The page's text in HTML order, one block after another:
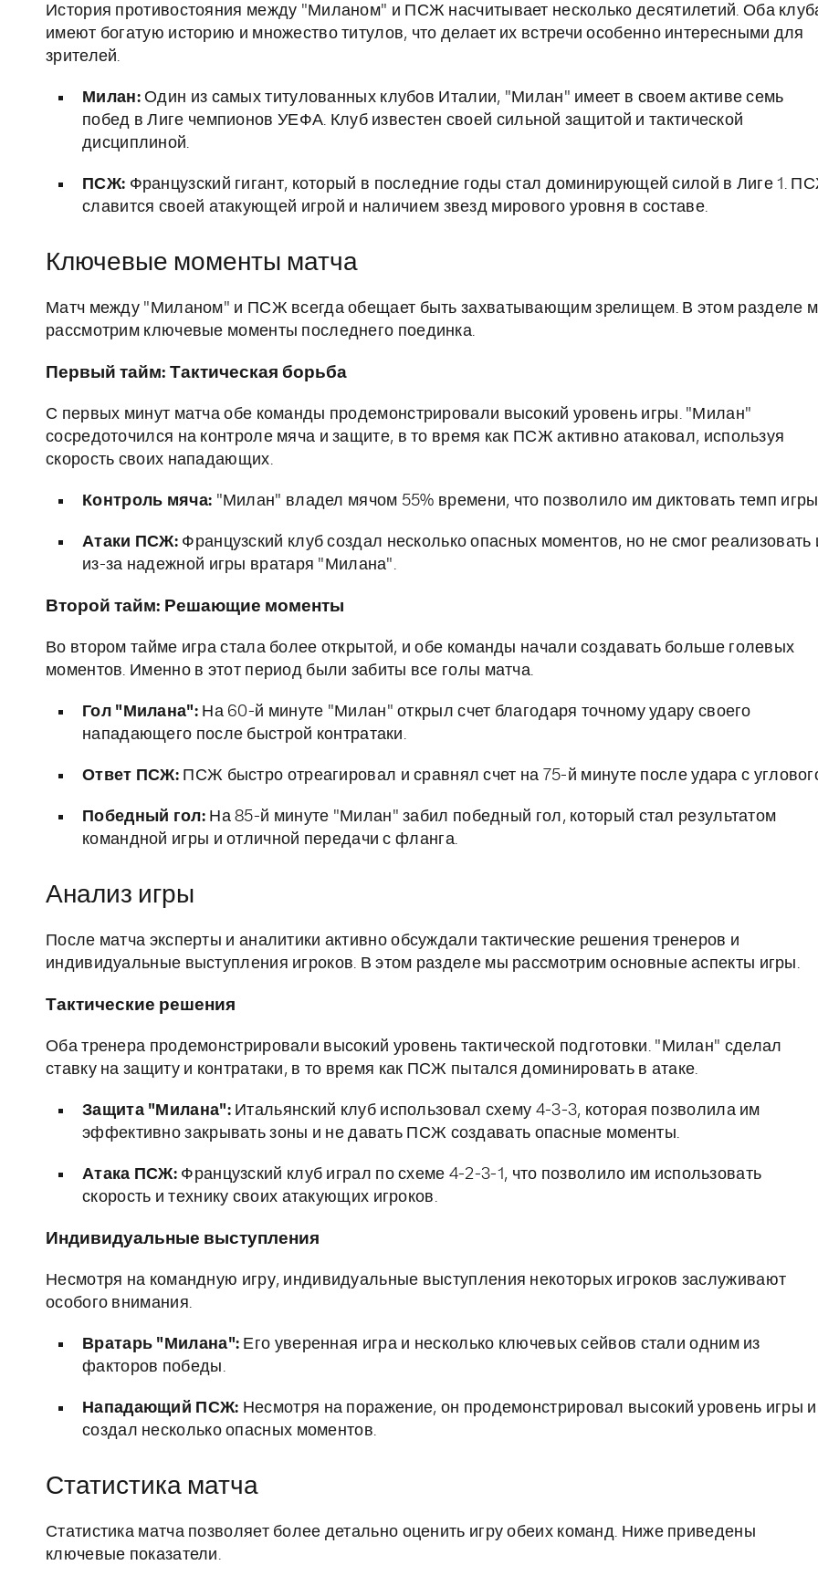
История противостояния между "Миланом" и ПСЖ насчитывает несколько десятилетий. Оба
имеют богатую историю и множество титулов, что делает их встречи особенно интересными для
зрителей.
Милан:Один из самых титулованных клубов Италии, "Милан" имеет в своем активе семь
побед в Лиге чемпионов УЕФА. Клуб известен своей сильной защитой и тактической
дисциплиной.
ПСЖ: Французский гигант, который в последние годы стал доминирующей силой в Лиге 1.
славится своей атакующей игрой и наличием звезд мирового уровня в составе.
Ключевые моменты матча
Матч между "Миланом" и ПСЖ всегда обещает быть захватывающим зрелищем. В этом разделе
рассмотрим ключевые моменты последнего поединка.
Первый тайм: Тактическая борьба
С первых минут матча обе команды продемонстрировали высокий уровень игры. "Милан"
сосредоточился на контроле мяча и защите, в то время как ПСЖ активно атаковал, используя
скорость своих нападающих.
Контроль мяча: "Милан" владел мячом 55% времени, что позволило им диктовать темп
Атаки ПСЖ: Французский клуб создал несколько опасных моментов, но не смог реализовать
из-за надежной игры вратаря "Милана".
Второй тайм: Решающие моменты
Во втором тайме игра стала более открытой, и обе команды начали создавать больше голевых
моментов. Именно в этот период были забиты все голы матча.
Гол "Милана":На 60-й минуте "Милан" открыл счет благодаря точному удару своего
нападающего после быстрой контратаки.
Ответ ПСЖ: ПСЖ быстро отреагировал и сравнял счет на 75-й минуте после удара с
Победный гол:На 85-й минуте "Милан" забил победный гол, который стал результатом
командной игры и отличной передачи с фланга.
Анализ игры
После матча эксперты и аналитики активно обсуждали тактические решения тренеров и
индивидуальные выступления игроков. В этом разделе мы рассмотрим основные аспекты игры.
Тактические решения
Оба тренера продемонстрировали высокий уровень тактической подготовки. "Милан" сделал
ставку на защиту и контратаки, в то время как ПСЖ пытался доминировать в атаке.
Защита "Милана":Итальянский клуб использовал схему 4-3-3, которая позволила им
эффективно закрывать зоны и не давать ПСЖ создавать опасные моменты.
Атака ПСЖ: Французский клуб играл по схеме 4-2-3-1, что позволило им использовать
скорость и технику своих атакующих игроков.
Индивидуальные выступления
Несмотря на командную игру, индивидуальные выступления некоторых игроков заслуживают
особого внимания.
Вратарь "Милана": Его уверенная игра и несколько ключевых сейвов стали одним из
факторов победы.
Нападающий ПСЖ: Несмотря на поражение, он продемонстрировал высокий уровень игры и
создал несколько опасных моментов.
Статистика матча
Статистика матча позволяет более детально оценить игру обеих команд. Ниже приведены
ключевые показатели.